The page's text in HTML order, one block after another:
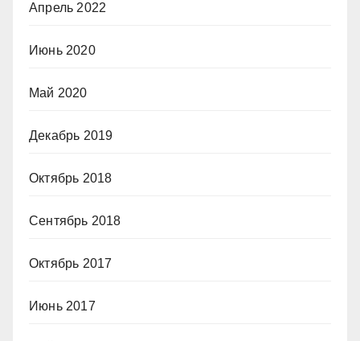
Апрель 2022
Июнь 2020
Май 2020
Декабрь 2019
Октябрь 2018
Сентябрь 2018
Октябрь 2017
Июнь 2017